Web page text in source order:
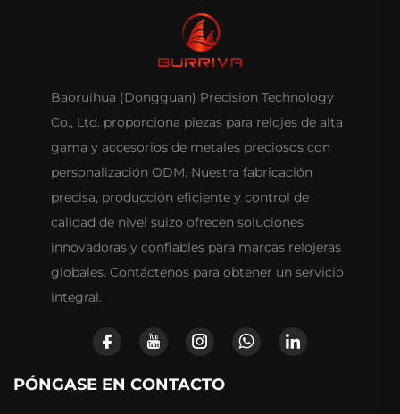
Baoruihua (Dongguan) Precision Technology
Co., Ltd. proporciona piezas para relojes de alta
gama y accesorios de metales preciosos con
personalización ODM. Nuestra fabricación
precisa, producción eficiente y control de
calidad de nivel suizo ofrecen soluciones
innovadoras y confiables para marcas relojeras
globales. Contáctenos para obtener un servicio
integral.
PÓNGASE EN CONTACTO